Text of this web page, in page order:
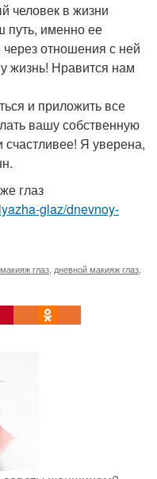
человек в жизни
именно ее
отношения с ней
жизнь! Нравится нам
и приложить все
вашу собственную
счастливее! Я уверена,
глаз
glaz/dnevnoy-
глаз дневной макияж глаз